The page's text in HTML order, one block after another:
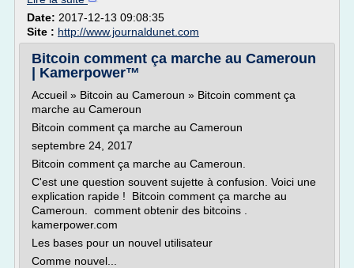
Date: 2017-12-13 09:08:35
Site : http://www.journaldunet.com
Bitcoin comment ça marche au Cameroun
| Kamerpower™
Accueil » Bitcoin au Cameroun » Bitcoin comment ça
marche au Cameroun
Bitcoin comment ça marche au Cameroun
septembre 24, 2017
Bitcoin comment ça marche au Cameroun.
C'est une question souvent sujette à confusion. Voici une
explication rapide ! Bitcoin comment ça marche au
Cameroun. comment obtenir des bitcoins .
kamerpower.com
Les bases pour un nouvel utilisateur
Comme nouvel...